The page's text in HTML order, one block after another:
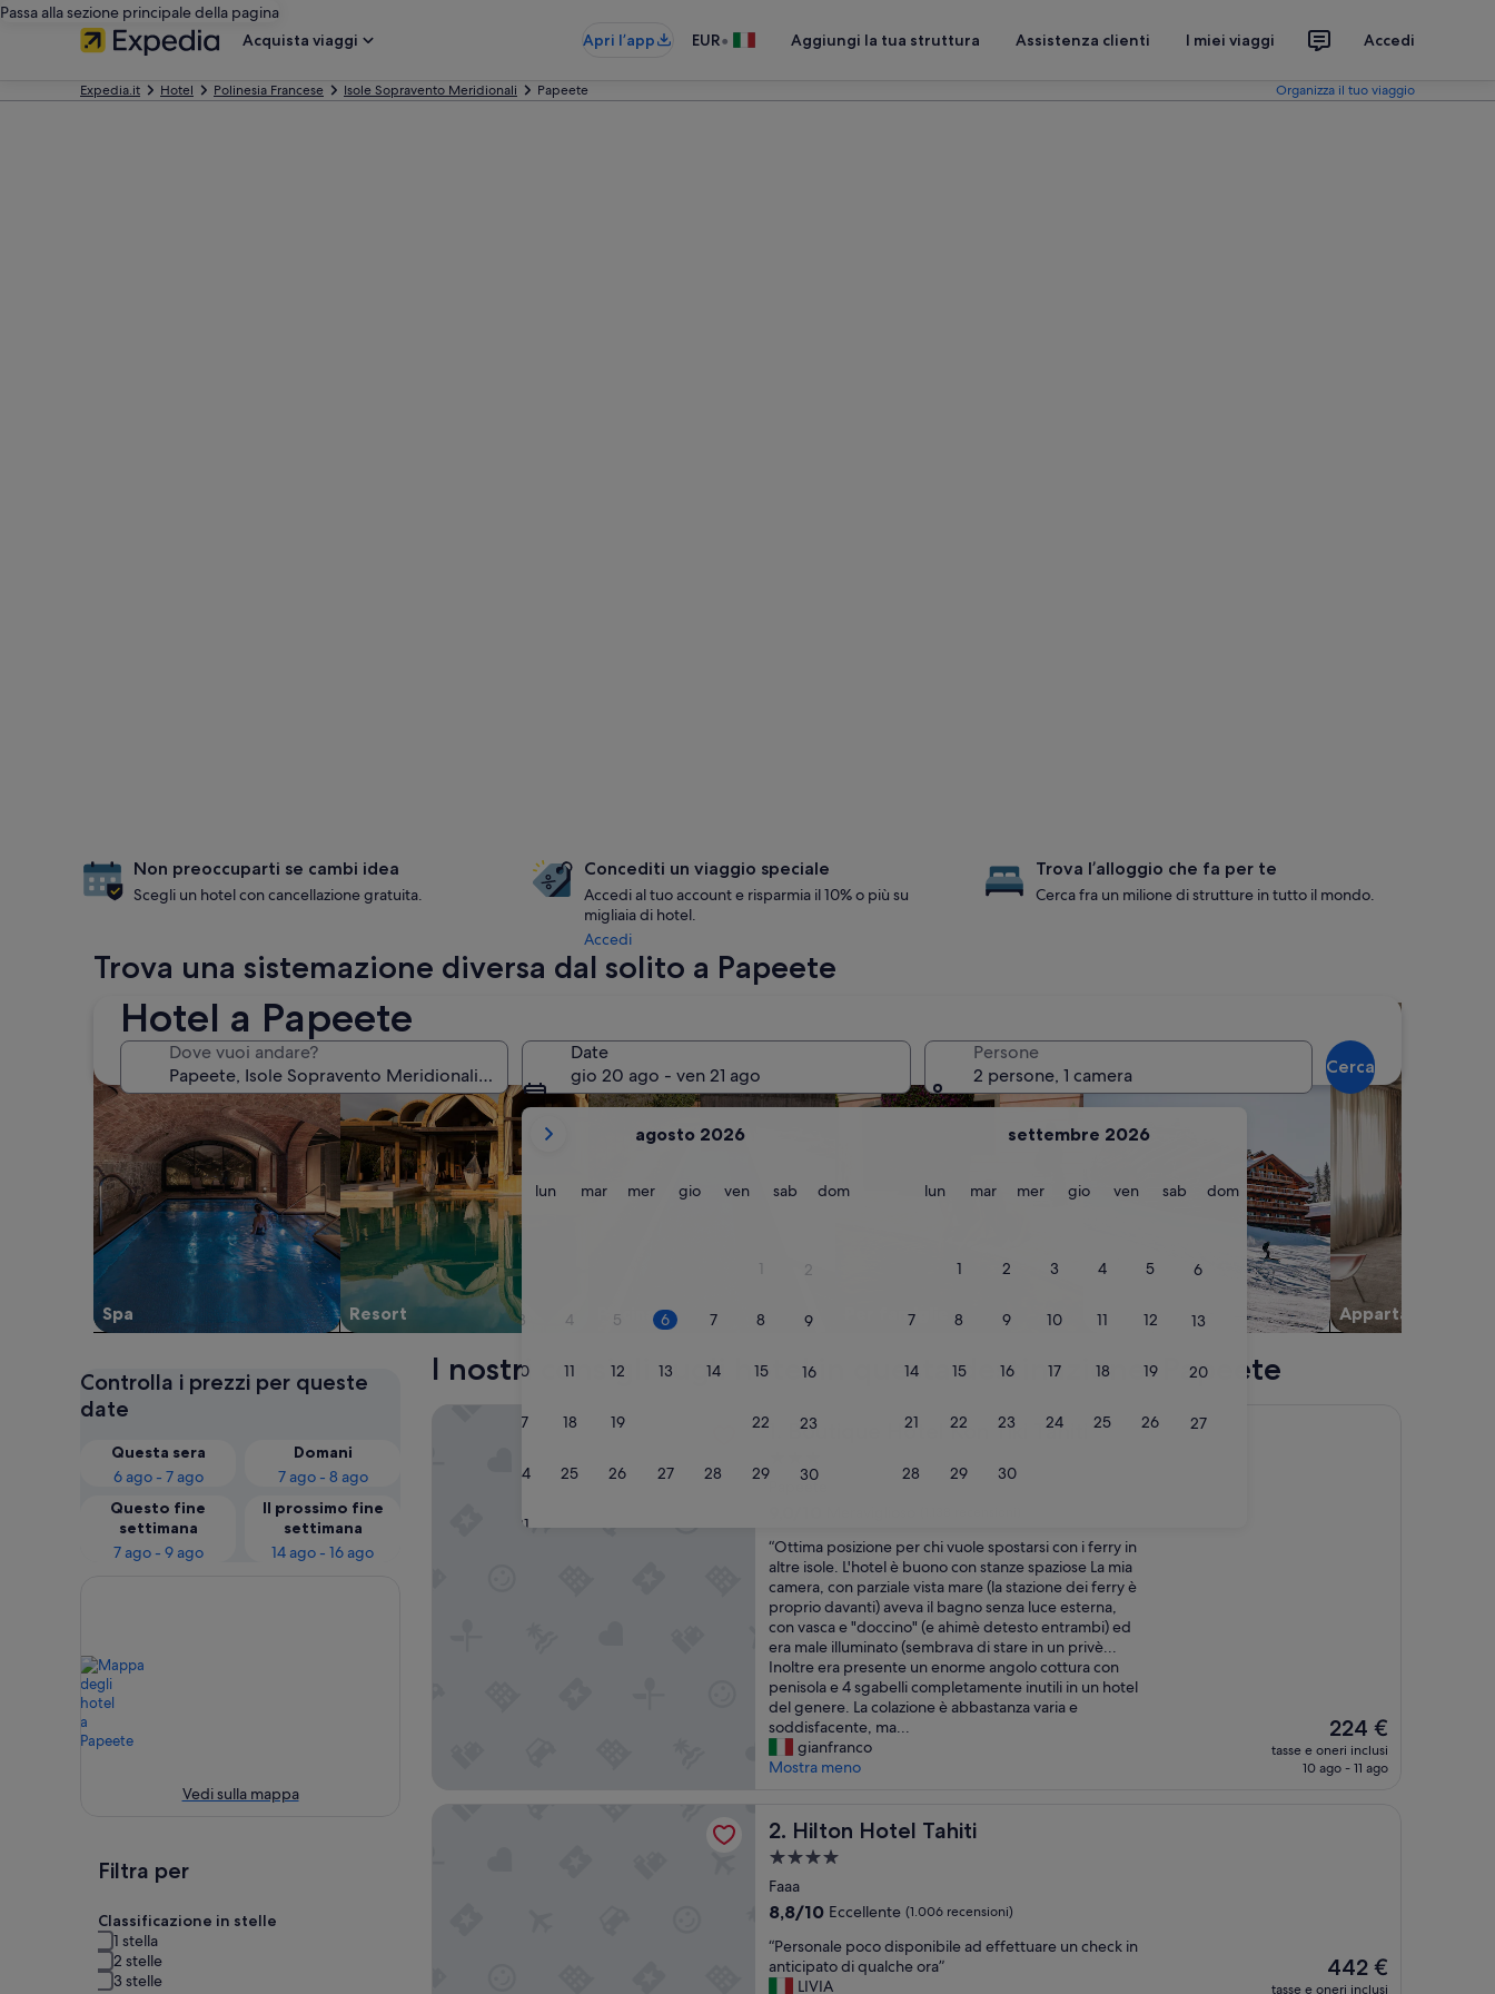
Passa alla sezione principale della pagina
Acquista viaggi
Apri l’app EUR• Aggiungi la tua struttura Assistenza clienti I miei viaggi Accedi
Expedia.it Hotel Polinesia Francese Isole Sopravento Meridionali Papeete Organizza il tuo viaggio
Hotel a Papeete
Dove vuoi andare?
Date
gio 20 ago - ven 21 ago
i
mesi
mostrati
al
momento
sono
2026
e
September
agosto 2026
lunlunedì
marmartedì
mermercoledì
giogiovedì
venvenerdì
sabsabato
domdomenica
1 2
3 4 5 6 7 8 9
10 11 12 13 14 15 16
17 18 19 22 23
24 25 26 27 28 29 30
31
settembre 2026
lunlunedì
marmartedì
mermercoledì
giogiovedì
venvenerdì
sabsabato
domdomenica
1 2 3 4 5 6
7 8 9 10 11 12 13
14 15 16 17 18 19 20
21 22 23 24 25 26 27
28 29 30
Persone
2 persone, 1 camera
Cerca
Non preoccuparti se cambi idea
Scegli un hotel con cancellazione gratuita.
Concediti un viaggio speciale
Accedi al tuo account e risparmia il 10% o più su
migliaia di hotel.
Accedi
Trova l’alloggio che fa per te
Cerca fra un milione di strutture in tutto il mondo.
Trova una sistemazione diversa dal solito a Papeete
Spa
cerca strutture con spa
Resort
cerca resort
Piscina Per famiglie Chalet Appartamento
cerca appartamenti
Controlla i prezzi per queste
date
Questa sera
6 ago - 7 ago
Domani
7 ago - 8 ago
Questo fine
settimana
7 ago - 9 ago
Il prossimo fine
settimana
14 ago - 16 ago
Vedi sulla mappa
Filtra per
Classificazione in stelle
1 stella
2 stelle
3 stelle
I nostri consigli sugli hotel in questa destinazione: Papeete
1. Boutique Hotel Kon Tiki Tahiti
Boutique Hotel Kon Tiki Tahiti
a Papeete
10,
Meraviglioso,
(1.138
recensioni)
“
O
t
t
i
m
a
p
o
s
i
z
n
p
e
r
h
i
“Ottima posizione per chi vuole spostarsi con i ferry in
altre isole. L'hotel è buono con stanze spaziose La mia
camera, con parziale vista mare (la stazione dei ferry è
proprio davanti) aveva il bagno senza luce esterna,
con vasca e "doccino" (e ahimè detesto entrambi) ed
era male illuminato (sembrava di stare in un privè...
Inoltre era presente un enorme angolo cottura con
penisola e 4 sgabelli completamente inutili in un hotel
del genere. La colazione è abbastanza varia e
soddisfacente, ma...
gianfranco
Mostra meno
Il
prezzo
attuale
224 €
tasse e oneri inclusi
10 ago - 11 ago
Boutique Hotel Kon Tiki Tahiti
2. Hilton Hotel Tahiti
Hilton Hotel Tahiti
Struttura
a
4.0
stelle
Faaa
8.8
10,
Eccellente,
(1.006
8,8/10 Eccellente (1.006 recensioni)
“
P
e
“Personale poco disponibile ad effettuare un check in
anticipato di qualche ora”
LIVIA
Il
prezzo
442 €
tasse e oneri inclusi